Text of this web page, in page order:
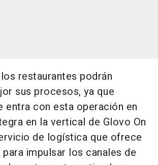
restaurantes podrán
sus procesos, ya que
entra con esta operación en
en la vertical de Glovo On
de logística que ofrece
impulsar los canales de